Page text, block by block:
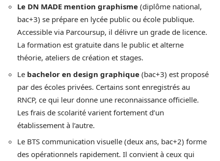
Le DN MADE mention graphisme (diplôme national,
bac+3) se prépare en lycée public ou école publique.
Accessible via Parcoursup, il délivre un grade de licence.
La formation est gratuite dans le public et alterne
théorie, ateliers de création et stages.
Le bachelor en design graphique (bac+3) est proposé
par des écoles privées. Certains sont enregistrés au
RNCP, ce qui leur donne une reconnaissance officielle.
Les frais de scolarité varient fortement d’un
établissement à l’autre.
Le BTS communication visuelle (deux ans, bac+2) forme
des opérationnels rapidement. Il convient à ceux qui